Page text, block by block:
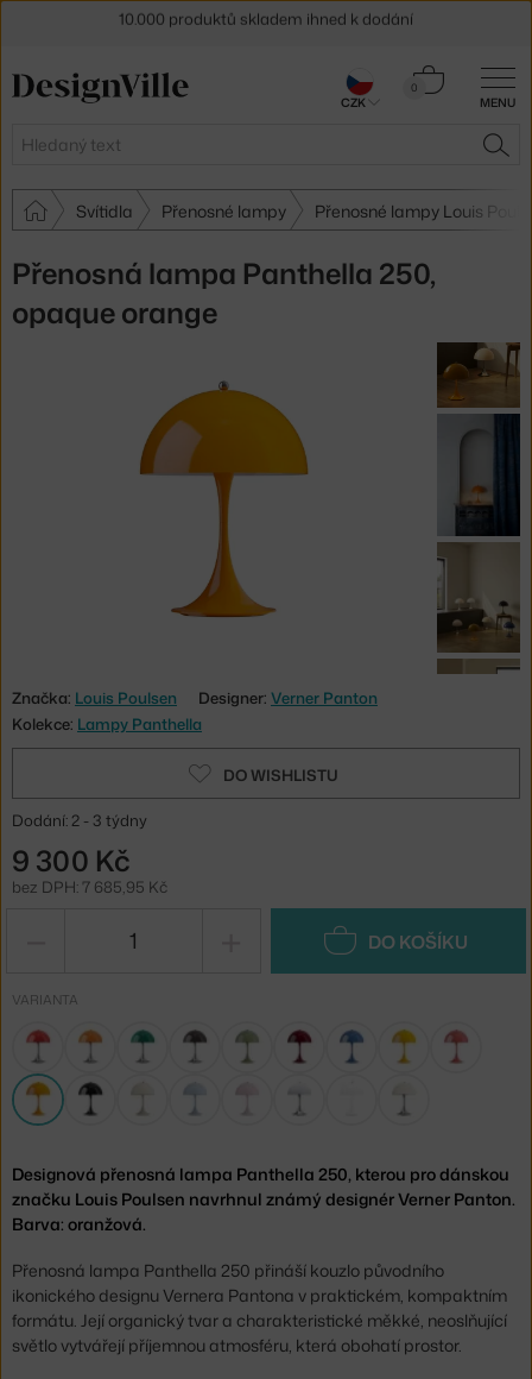
MENU
Hledat
0
Košík
Svítidla Přenosné lampy Přenosné lampy Louis
Přenosná lampa Panthella 250,
opaque orange
Značka: Louis Poulsen Designer: Verner Panton
Kolekce: Lampy Panthella
DO WISHLISTU
Dodání: 2 - 3 týdny
9 300 Kč
bez DPH: 7 685,95 Kč
DO KOŠÍKU
VARIANTA
Designová přenosná lampa Panthella 250, kterou pro dánskou
značku Louis Poulsen navrhnul známý designér Verner Panton.
Barva: oranžová.
Přenosná lampa Panthella 250 přináší kouzlo původního
ikonického designu Vernera Pantona v praktickém, kompaktním
formátu. Její organický tvar a charakteristické měkké, neoslňující
světlo vytvářejí příjemnou atmosféru, která obohatí prostor.
30 dní na vrácení zboží
CZK